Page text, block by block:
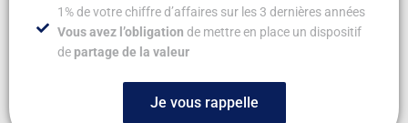
1% de votre chiffre d’affaires sur les 3 dernières années
Vous avez l’obligation de mettre en place un dispositif
de partage de la valeur
Je vous rappelle